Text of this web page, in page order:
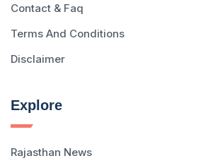
Contact & Faq
Terms And Conditions
Disclaimer
Explore
Rajasthan News